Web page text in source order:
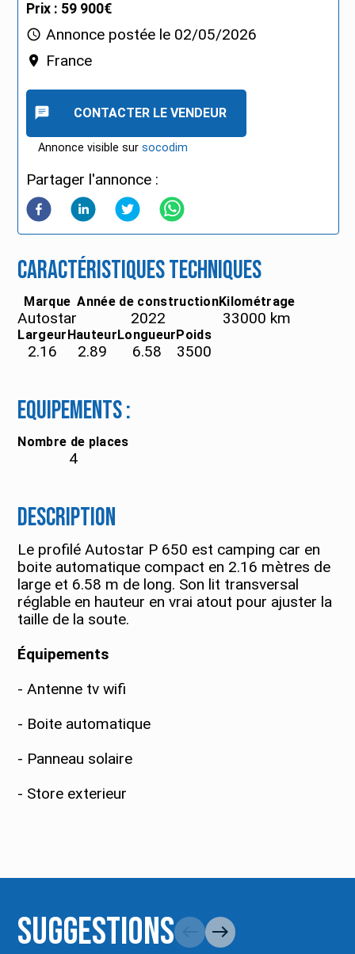
Prix : 59 900€
Annonce postée le 02/05/2026
France
CONTACTER LE VENDEUR
Annonce visible sursocodim
Partager l'annonce :
Caractéristiques techniques
Marque
Autostar
Année de construction
2022
Kilométrage
33000 km
Largeur
2.16
Hauteur
2.89
Longueur
6.58
Poids
3500
Equipements :
Nombre de places
4
Description
Le profilé Autostar P 650 est camping car en
boite automatique compact en 2.16 mètres de
large et 6.58 m de long. Son lit transversal
réglable en hauteur en vrai atout pour ajuster la
taille de la soute.
Équipements
- Antenne tv wifi
- Boite automatique
- Panneau solaire
- Store exterieur
Suggestions east